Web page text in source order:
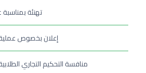
تهنئة
إعلان بخصوص عملية
منافسة التحكيم التجاري